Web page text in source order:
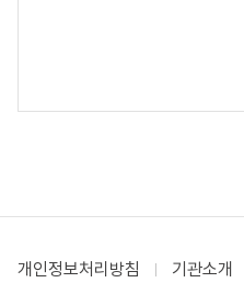
개인정보처리방침 기관소개